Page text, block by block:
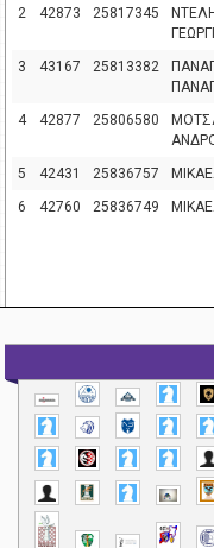
2
42873 25817345
3
43167 25813382
4 42877 25806580
5 42431 25836757
6
42760 25836749